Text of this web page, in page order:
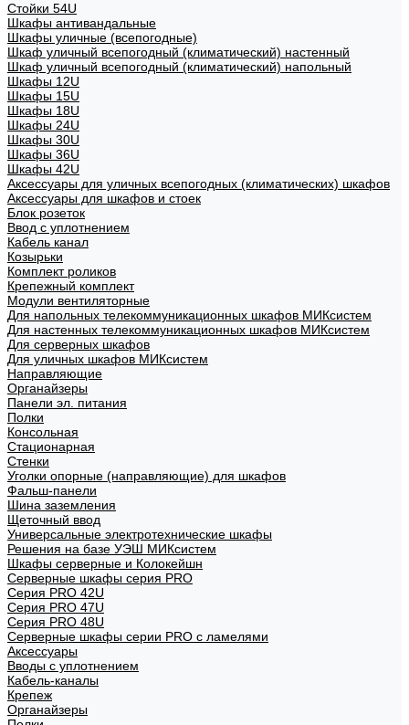
Стойки 54U
Шкафы антивандальные
Шкафы уличные (всепогодные)
Шкаф уличный всепогодный (климатический) настенный
Шкаф уличный всепогодный (климатический) напольный
Шкафы 12U
Шкафы 15U
Шкафы 18U
Шкафы 24U
Шкафы 30U
Шкафы 36U
Шкафы 42U
Аксессуары для уличных всепогодных (климатических) шкафов
Аксессуары для шкафов и стоек
Блок розеток
Ввод с уплотнением
Кабель канал
Козырьки
Комплект роликов
Крепежный комплект
Модули вентиляторные
Для напольных телекоммуникационных шкафов МИКсистем
Для настенных телекоммуникационных шкафов МИКсистем
Для серверных шкафов
Для уличных шкафов МИКсистем
Направляющие
Органайзеры
Панели эл. питания
Полки
Консольная
Стационарная
Стенки
Уголки опорные (направляющие) для шкафов
Фальш-панели
Шина заземления
Щеточный ввод
Универсальные электротехнические шкафы
Решения на базе УЭШ МИКсистем
Шкафы серверные и Колокейшн
Серверные шкафы серия PRO
Серия PRO 42U
Серия PRO 47U
Серия PRO 48U
Серверные шкафы серии PRO с ламелями
Аксессуары
Вводы с уплотнением
Кабель-каналы
Крепеж
Органайзеры